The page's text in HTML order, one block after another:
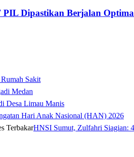
Dipastikan Berjalan
Sakit
Medan‎
Desa Limau Manis
Hari Anak Nasional (HAN) 2026
HNSI Sumut, Zulfahri Siagian: